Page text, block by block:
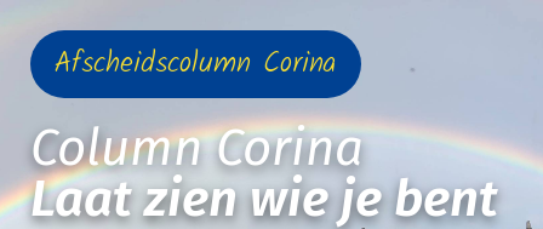
Afscheidscolumn Corina
Column Corina
Laat zien wie je bent